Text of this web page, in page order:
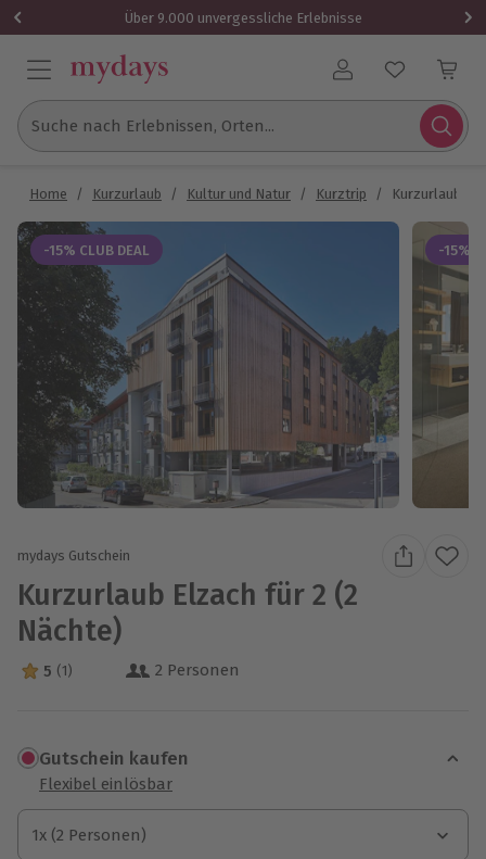
Über 9.000 unvergessliche Erlebnisse
Benutzerkonto
Suche nach Erlebnissen, Orten...
Home / Kurzurlaub / Kultur und Natur / Kurztrip / Kurzurlaub
-15% CLUB DEAL -15%
mydays Gutschein
Kurzurlaub Elzach für 2 (2
Nächte)
5 Sterne von 5 aus 1 Bewertungen
5 (1) 2 Personen
Gutschein kaufen
Flexibel einlösbar
1x (2 Personen)
1x (2 Personen)
1x (2 Personen)